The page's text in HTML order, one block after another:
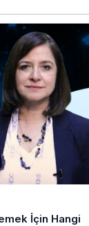
İçin Hangi